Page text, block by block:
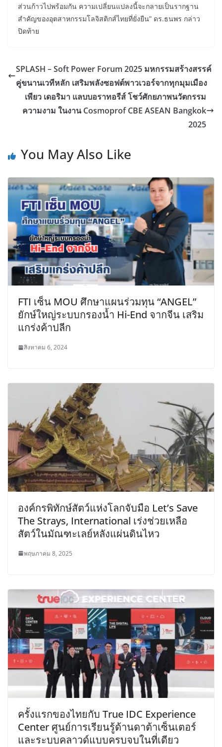
ส่วนก้าวไปพร้อมกัน ความเปลี่ยนแปลงนี้จะกลายเป็นรากฐาน
สำคัญของอุตสาหกรรมโลจิสติกส์ไทยที่ยั่งยืน” ดร.ธนพร กล่าว
ปิดท้าย
SPLASH – Soft Power Forum 2025 มหกรรมสร้างสรรค์
คู่ขนานเวทีหลัก เสริมพลังซอฟต์พาวเวอร์จากทุกมุมเมือง
เพียว เดอริมา แลบบอราทอรีส์ โชว์ศักยภาพนวัตกรรม
ความงาม ในงาน Cosmoprof CBE ASEAN Bangkok
2025
You May Also Like
FTI เซ็น MOU ศึกษาแผนร่วมทุน “ANGEL”
ยักษ์ใหญ่ระบบกรองน้ำ Hi-End จากจีน เสริม
แกร่งค้าปลีก
สิงหาคม 6, 2024
องค์กรพิทักษ์สัตว์แห่งโลกจับมือ Let’s Save
The Strays, International เร่งช่วยเหลือ
สัตว์ในมัณฑะเลย์หลังแผ่นดินไหว
พฤษภาคม 8, 2025
ครั้งแรกของไทยกับ True IDC Experience
Center ศูนย์การเรียนรู้ด้านดาต้าเซ็นเตอร์
และระบบคลาวด์แบบครบจบในที่เดียว